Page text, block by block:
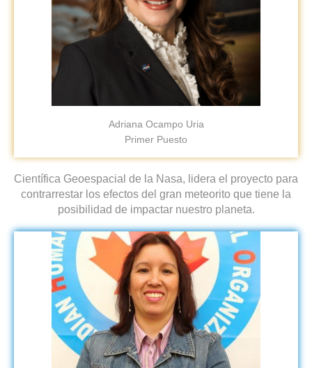
Adriana Ocampo Uria
Primer Puesto
Científica Geoespacial de la Nasa, lidera el proyecto para
contrarrestar los efectos del gran meteorito que tiene la
posibilidad de impactar nuestro planeta.